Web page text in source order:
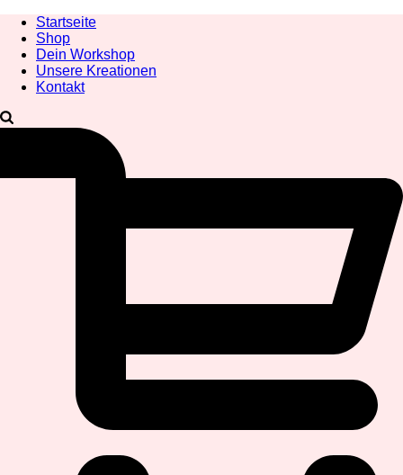
Startseite
Shop
Dein Workshop
Unsere Kreationen
Kontakt